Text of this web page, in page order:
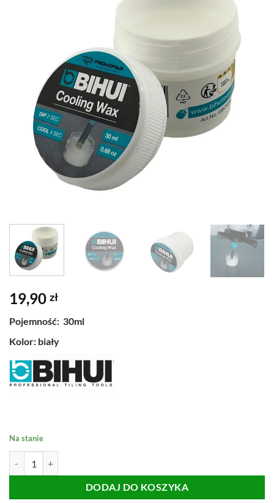
19,90 zł
Pojemność: 30ml
Kolor: biały
Na stanie
DODAJ DO KOSZYKA